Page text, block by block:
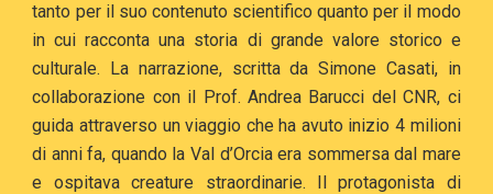
tanto per il suo contenuto scientifico quanto per il modo
in cui racconta una storia di grande valore storico e
culturale. La narrazione, scritta da Simone Casati, in
collaborazione con il Prof. Andrea Barucci del CNR, ci
guida attraverso un viaggio che ha avuto inizio 4 milioni
di anni fa, quando la Val d’Orcia era sommersa dal mare
e ospitava creature straordinarie. Il protagonista di